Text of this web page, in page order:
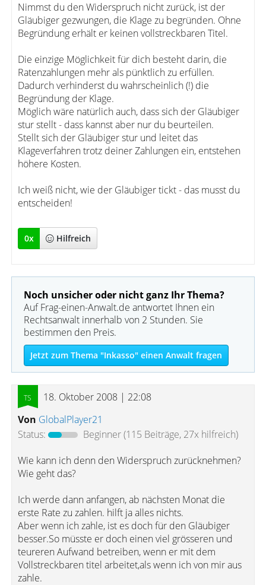
Nimmst du den Widerspruch nicht zurück, ist der
Gläubiger gezwungen, die Klage zu begründen. Ohne
Begründung erhält er keinen vollstreckbaren Titel.
Die einzige Möglichkeit für dich besteht darin, die
Ratenzahlungen mehr als pünktlich zu erfüllen.
Dadurch verhinderst du wahrscheinlich (!) die
Begründung der Klage.
Möglich wäre natürlich auch, dass sich der Gläubiger
stur stellt - dass kannst aber nur du beurteilen.
Stellt sich der Gläubiger stur und leitet das
Klageverfahren trotz deiner Zahlungen ein, entstehen
höhere Kosten.
Ich weiß nicht, wie der Gläubiger tickt - das musst du
entscheiden!
0x Hilfreich
Noch unsicher oder nicht ganz Ihr Thema?
Auf Frag-einen-Anwalt.de antwortet Ihnen ein
Rechtsanwalt innerhalb von 2 Stunden. Sie
bestimmen den Preis.
Jetzt zum Thema "Inkasso" einen Anwalt fragen
18. Oktober 2008 | 22:08
Von GlobalPlayer21
Status:
Beginner(115 Beiträge, 27x hilfreich)
Wie kann ich denn den Widerspruch zurücknehmen?
Wie geht das?
Ich werde dann anfangen, ab nächsten Monat die
erste Rate zu zahlen. hilft ja alles nichts.
Aber wenn ich zahle, ist es doch für den Gläubiger
besser.So müsste er doch einen viel grösseren und
teureren Aufwand betreiben, wenn er mit dem
Vollstreckbaren titel arbeitet,als wenn ich von mir aus
zahle.